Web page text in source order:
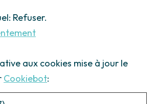
Refuser.
aux cookies mise à jour le
Cookiebot: